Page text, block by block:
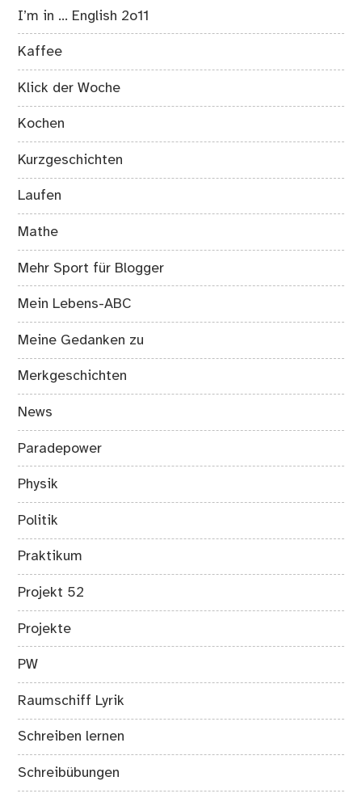
I’m in … English 2o11
Kaffee
Klick der Woche
Kochen
Kurzgeschichten
Laufen
Mathe
Mehr Sport für Blogger
Mein Lebens-ABC
Meine Gedanken zu
Merkgeschichten
News
Paradepower
Physik
Politik
Praktikum
Projekt 52
Projekte
PW
Raumschiff Lyrik
Schreiben lernen
Schreibübungen